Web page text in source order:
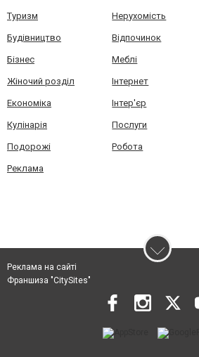
Туризм Нерухомість
Будівництво Відпочинок
Бізнес Меблі
Жіночий розділ Інтернет
Економіка Інтер'єр
Кулінарія Послуги
Подорожі Робота
Реклама
Реклама на сайті
Франшиза "CitySites"